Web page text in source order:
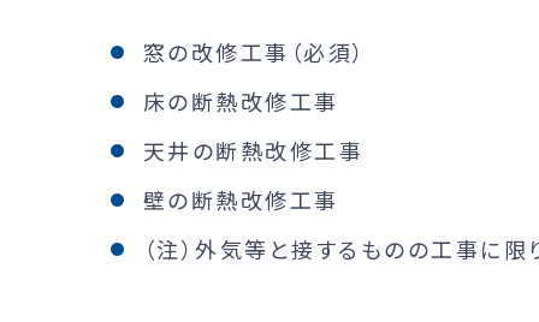
窓の改修工事（必須）
床の断熱改修工事
天井の断熱改修工事
壁の断熱改修工事
（注）外気等と接するものの工事に限